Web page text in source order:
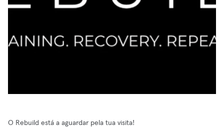
O Rebuild está a aguardar pela tua visita!